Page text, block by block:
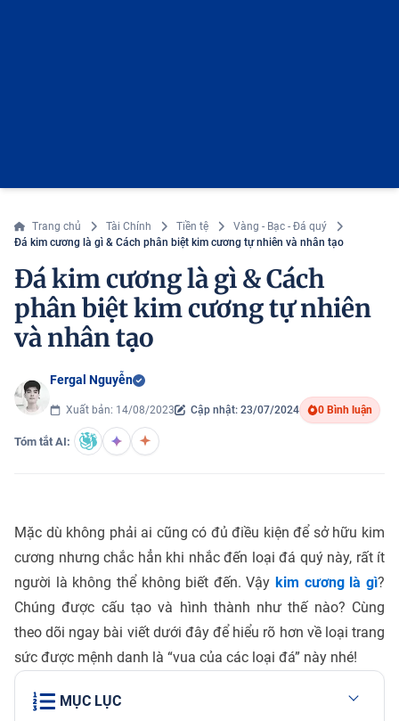
Trang chủ Tài Chính Tiền tệ
Vàng - Bạc - Đá quý
Đá kim cương là gì & Cách phân biệt kim cương tự nhiên và nhân tạo
Đá kim cương là gì & Cách
phân biệt kim cương tự nhiên
và nhân tạo
Fergal Nguyễn
Xuất bản: 14/08/2023 Cập nhật: 23/07/2024 0 Bình luận
Tóm tắt AI:
Mặc dù không phải ai cũng có đủ điều kiện để sở hữu kim
cương nhưng chắc hẳn khi nhắc đến loại đá quý này, rất ít
người là không thể không biết đến. Vậy kim cương là gì?
Chúng được cấu tạo và hình thành như thế nào? Cùng
theo dõi ngay bài viết dưới đây để hiểu rõ hơn về loại trang
sức được mệnh danh là “vua của các loại đá” này nhé!
MỤC LỤC